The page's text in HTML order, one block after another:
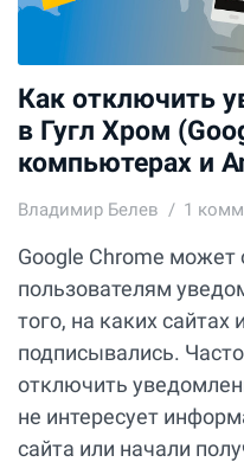
Как отключить
в Гугл Хром
компьютерах и
Владимир Белев 1
Google Chrome может
пользователям
того, на каких
подписывались.
отключить
не интересует
сайта или начали